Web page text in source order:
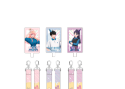
受注販売
売
本店限定
絞り込みする